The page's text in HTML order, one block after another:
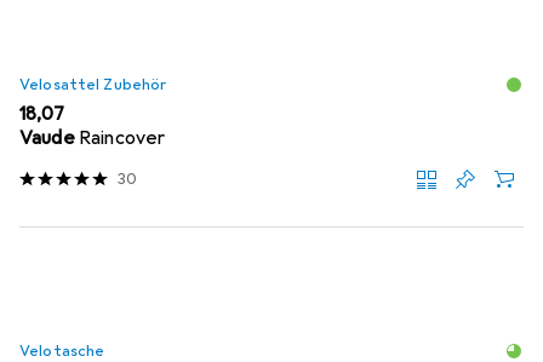
Velosattel Zubehör
EUR
18,07
Vaude Raincover
30
Velotasche